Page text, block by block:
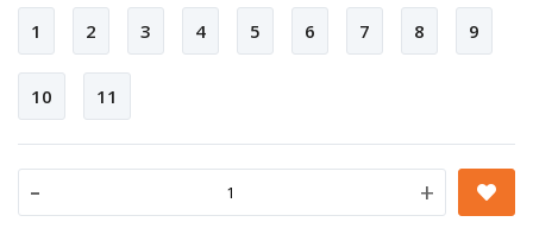
1 2 3 4 5 6 7 8 9
10 11
- +